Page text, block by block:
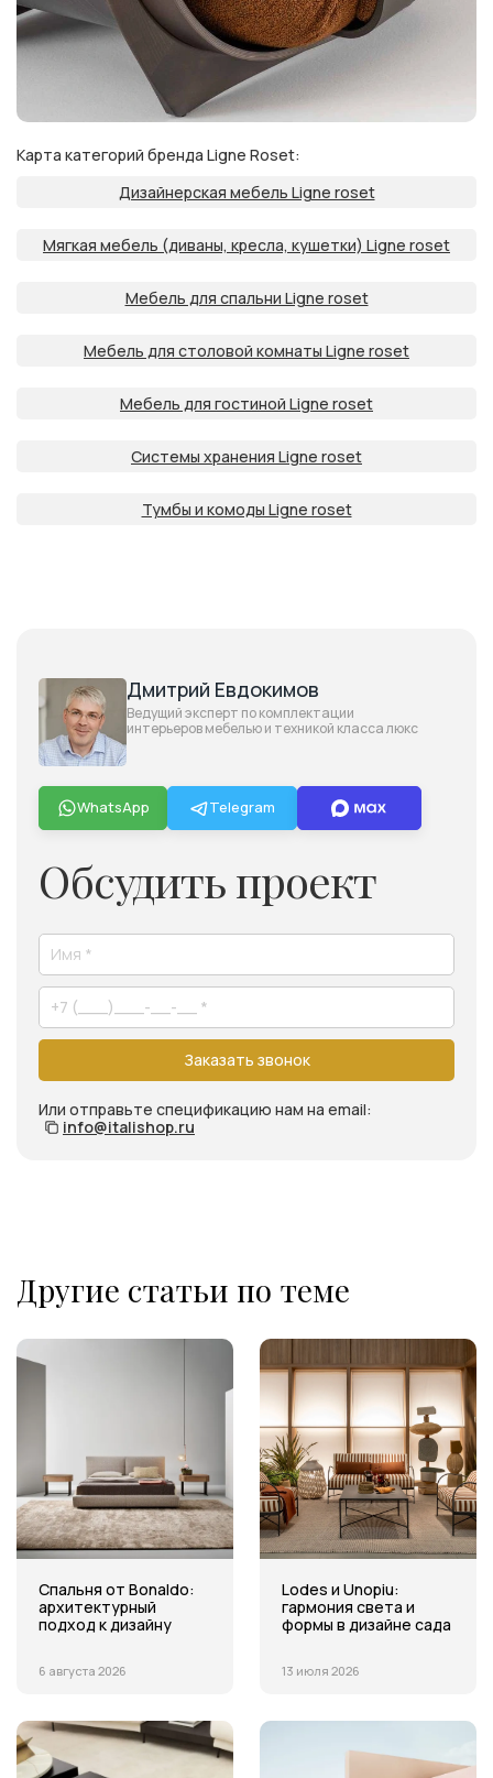
Карта категорий бренда Ligne Roset:
Дизайнерская мебель Ligne roset
Мягкая мебель (диваны, кресла, кушетки) Ligne roset
Мебель для спальни Ligne roset
Мебель для столовой комнаты Ligne roset
Мебель для гостиной Ligne roset
Системы хранения Ligne roset
Тумбы и комоды Ligne roset
Обсудить проект
Заказать звонок
Или отправьте спецификацию нам на email:
info@italishop.ru
Дмитрий Евдокимов
Ведущий эксперт по комплектации
интерьеров мебелью и техникой класса люкс
WhatsApp Telegram
Другие статьи по теме
Спальня от Bonaldo:
архитектурный
подход к дизайну
6 августа 2026
Lodes и Unopiu:
гармония света и
формы в дизайне сада
13 июля 2026